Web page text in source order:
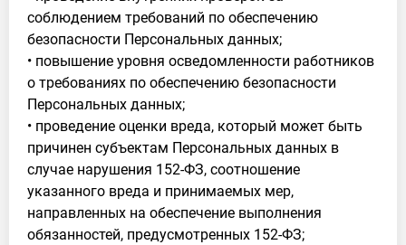
соблюдением требований по обеспечению
безопасности Персональных данных;
• повышение уровня осведомленности работников
о требованиях по обеспечению безопасности
Персональных данных;
• проведение оценки вреда, который может быть
причинен субъектам Персональных данных в
случае нарушения 152-ФЗ, соотношение
указанного вреда и принимаемых мер,
направленных на обеспечение выполнения
обязанностей, предусмотренных 152-ФЗ;